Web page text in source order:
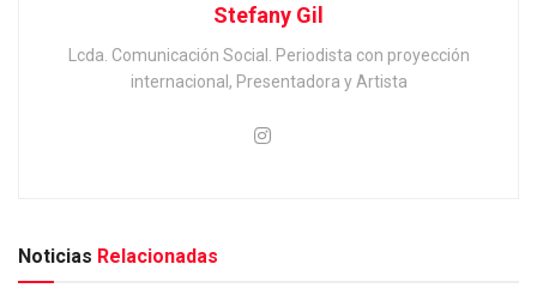
Stefany Gil
Lcda. Comunicación Social. Periodista con proyección
internacional, Presentadora y Artista
Noticias Relacionadas